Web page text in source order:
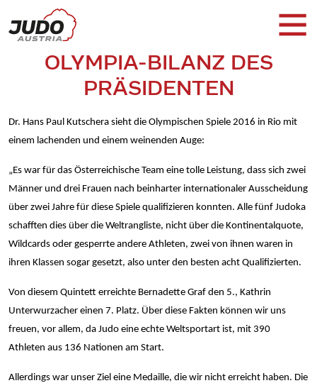
OLYMPIA-BILANZ DES
PRÄSIDENTEN
Dr. Hans Paul Kutschera sieht die Olympischen Spiele 2016 in Rio mit
einem lachenden und einem weinenden Auge:
„Es war für das Österreichische Team eine tolle Leistung, dass sich zwei
Männer und drei Frauen nach beinharter internationaler Ausscheidung
über zwei Jahre für diese Spiele qualifizieren konnten. Alle fünf Judoka
schafften dies über die Weltrangliste, nicht über die Kontinentalquote,
Wildcards oder gesperrte andere Athleten, zwei von ihnen waren in
ihren Klassen sogar gesetzt, also unter den besten acht Qualifizierten.
Von diesem Quintett erreichte Bernadette Graf den 5., Kathrin
Unterwurzacher einen 7. Platz. Über diese Fakten können wir uns
freuen, vor allem, da Judo eine echte Weltsportart ist, mit 390
Athleten aus 136 Nationen am Start.
Allerdings war unser Ziel eine Medaille, die wir nicht erreicht haben. Die